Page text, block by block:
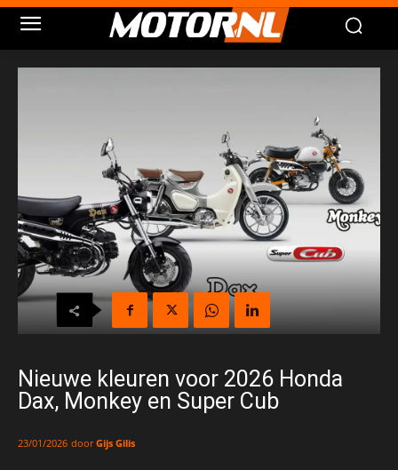
Nieuwe kleuren voor 2026 Honda
Dax, Monkey en Super Cub
23/01/2026 door Gijs Gilis